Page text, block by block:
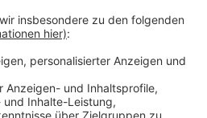
dauert bis zum 5. Juni.
wartet um circa 22
auf Euch. Am Montag
21 Uhr Happy Hour (1 x zahlen,